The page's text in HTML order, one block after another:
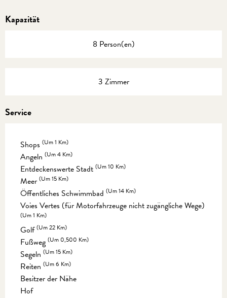
Kapazität
8 Person(en)
3 Zimmer
Service
Shops (Um 1 Km)
Angeln (Um 4 Km)
Entdeckenswerte Stadt (Um 10 Km)
Meer (Um 15 Km)
Öffentliches Schwimmbad (Um 14 Km)
Voies Vertes (für Motorfahrzeuge nicht zugängliche Wege)
(Um 1 Km)
Golf(Um 22 Km)
Fußweg (Um 0,500 Km)
Segeln (Um 15 Km)
Reiten (Um 6 Km)
Besitzer der Nähe
Hof